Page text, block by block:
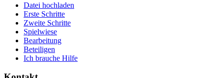
Datei hochladen
Erste Schritte
Zweite Schritte
Spielwiese
Bearbeitung
Beteiligen
Ich brauche Hilfe